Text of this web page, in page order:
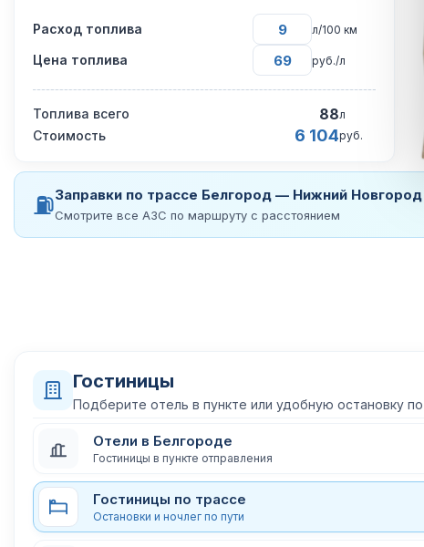
Расход топлива л/100 км
Цена топлива руб./л
Топлива всего 88л
Стоимость 6 104руб.
⛽Заправки по трассе Белгород — Нижний Новгород
Смотрите все АЗС по маршруту с расстоянием
Гостиницы
Подберите отель в пункте или удобную остановку
Отели в Белгороде
Гостиницы в пункте отправления
Гостиницы по трассе
Остановки и ночлег по пути